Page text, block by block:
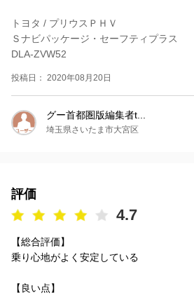
トヨタ / プリウスＰＨＶ
Ｓナビパッケージ・セーフティプラス
DLA-ZVW52
投稿日： 2020年08月20日
グー首都圏版編集者t...
埼玉県さいたま市大宮区
評価
4.7
【総合評価】
乗り心地がよく安定している
【良い点】